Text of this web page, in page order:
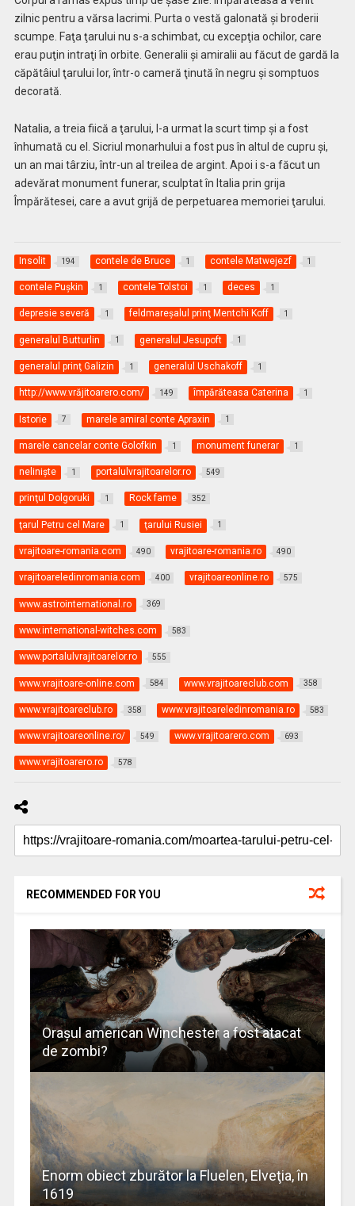
zilnic pentru a vărsa lacrimi. Purta o vestă galonată şi broderii
scumpe. Faţa ţarului nu s-a schimbat, cu excepţia ochilor, care
erau puţin intraţi în orbite. Generalii şi amiralii au făcut de gardă la
căpătâiul ţarului lor, într-o cameră ţinută în negru şi somptuos
decorată.
Natalia, a treia fiică a ţarului, l-a urmat la scurt timp şi a fost
înhumată cu el. Sicriul monarhului a fost pus în altul de cupru şi,
un an mai târziu, într-un al treilea de argint. Apoi i s-a făcut un
adevărat monument funerar, sculptat în Italia prin grija
Împărătesei, care a avut grijă de perpetuarea memoriei ţarului.
Insolit 194 contele de Bruce 1 contele Matwejezf 1
contele Puşkin 1 contele Tolstoi 1 deces 1
depresie severă 1 feldmareşalul prinţ Mentchi Koff 1
generalul Butturlin 1 generalul Jesupoft 1
generalul prinţ Galizin 1 generalul Uschakoff 1
http://www.vrăjitoarero.com/ 149 împărăteasa Caterina 1
Istorie 7 marele amiral conte Apraxin 1
marele cancelar conte Golofkin 1 monument funerar 1
nelinişte 1 portalulvrajitoarelor.ro 549
prinţul Dolgoruki 1 Rock fame 352
ţarul Petru cel Mare 1 ţarului Rusiei 1
vrajitoare-romania.com 490 vrajitoare-romania.ro 490
vrajitoareledinromania.com 400 vrajitoareonline.ro 575
www.astrointernational.ro 369
www.international-witches.com 583
www.portalulvrajitoarelor.ro 555
www.vrajitoare-online.com 584 www.vrajitoareclub.com 358
www.vrajitoareclub.ro 358 www.vrajitoareledinromania.ro 583
www.vrajitoareonline.ro/ 549 www.vrajitoarero.com 693
www.vrajitoarero.ro 578
RECOMMENDED FOR YOU
Oraşul american Winchester a fost atacat
de zombi?
Enorm obiect zburător la Fluelen, Elveţia, în
1619